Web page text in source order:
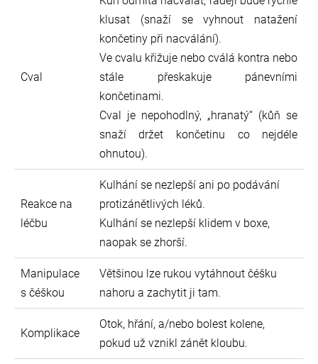
Cval
klusat (snaží se vyhnout natažení
končetiny při nacválání).
Ve cvalu křižuje nebo cválá kontra nebo
stále přeskakuje pánevními
končetinami.
Cval je nepohodlný, „hranatý“ (kůň se
snaží držet končetinu co nejdéle
ohnutou).
Reakce na
léčbu
Kulhání se nezlepší ani po podávání
protizánětlivých léků.
Kulhání se nezlepší klidem v boxe,
naopak se zhorší.
Manipulace
s čéškou
Většinou lze rukou vytáhnout čéšku
nahoru a zachytit ji tam.
Komplikace
Otok, hřání, a/nebo bolest kolene,
pokud už vznikl zánět kloubu.